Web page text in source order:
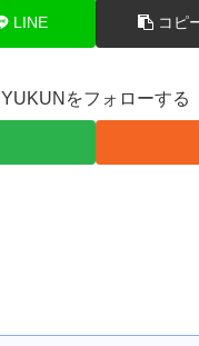
LINE コピ
YUKUNをフォローする